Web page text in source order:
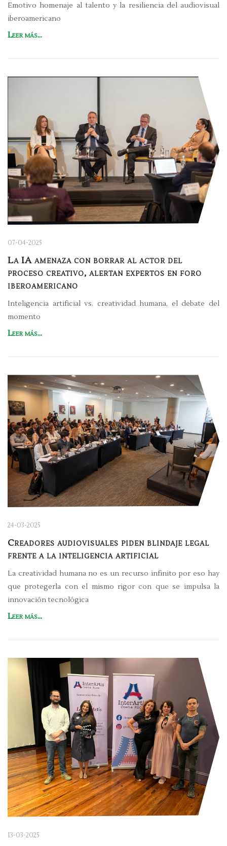
Emotivo homenaje al talento y la resiliencia del audiovisual
iberoamericano
Leer más...
07-04-2025
La IA amenaza con borrar al actor del
proceso creativo, alertan expertos en foro
iberoamericano
Inteligencia artificial vs. creatividad humana, el debate del
momento
Leer más...
24-03-2025
Creadores audiovisuales piden blindaje legal
frente a la inteligencia artificial
La creatividad humana no es un recurso infinito por eso hay
que protegerla con el mismo rigor con que se impulsa la
innovación tecnológica
Leer más...
13-03-2025